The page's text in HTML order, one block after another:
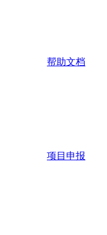
帮助文档
项目申报